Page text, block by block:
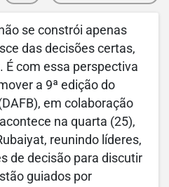
se constrói apenas
das decisões certas,
com essa perspectiva
a 9ª edição do
em colaboração
na quarta (25),
reunindo líderes,
de decisão para discutir
guiados por